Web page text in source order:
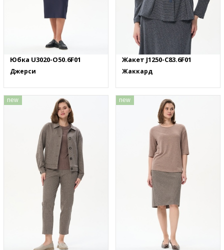
Юбка U3020-O50.6F01
Джерси
Жакет J1250-C83.6F01
Жаккард
new new